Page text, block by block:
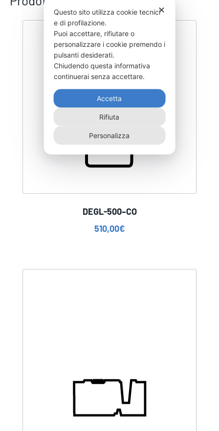
DEGL-500–CO
510,00€
✕
Questo sito utilizza cookie tecnici
e di profilazione.
Puoi accettare, rifiutare o
personalizzare i cookie premendo i
pulsanti desiderati.
Chiudendo questa informativa
continuerai senza accettare.
Accetta
Rifiuta
Personalizza